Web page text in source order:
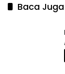
Baca Juga